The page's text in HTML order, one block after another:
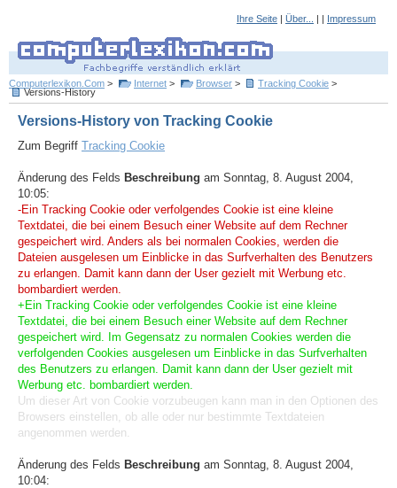
Ihre Seite | Über... | | Impressum
Computerlexikon.Com > Internet > Browser > Tracking Cookie >
Versions-History
Versions-History von Tracking Cookie
Zum Begriff Tracking Cookie
Änderung des Felds Beschreibung am Sonntag, 8. August 2004,
10:05:
-Ein Tracking Cookie oder verfolgendes Cookie ist eine kleine
Textdatei, die bei einem Besuch einer Website auf dem Rechner
gespeichert wird. Anders als bei normalen Cookies, werden die
Dateien ausgelesen um Einblicke in das Surfverhalten des Benutzers
zu erlangen. Damit kann dann der User gezielt mit Werbung etc.
bombardiert werden.
+Ein Tracking Cookie oder verfolgendes Cookie ist eine kleine
Textdatei, die bei einem Besuch einer Website auf dem Rechner
gespeichert wird. Im Gegensatz zu normalen Cookies werden die
verfolgenden Cookies ausgelesen um Einblicke in das Surfverhalten
des Benutzers zu erlangen. Damit kann dann der User gezielt mit
Werbung etc. bombardiert werden.
Um dieser Art von Cookie vorzubeugen kann man in den Optionen des
Browsers einstellen, ob alle oder nur bestimmte Textdateien
angenommen werden.
Änderung des Felds Beschreibung am Sonntag, 8. August 2004,
10:04: